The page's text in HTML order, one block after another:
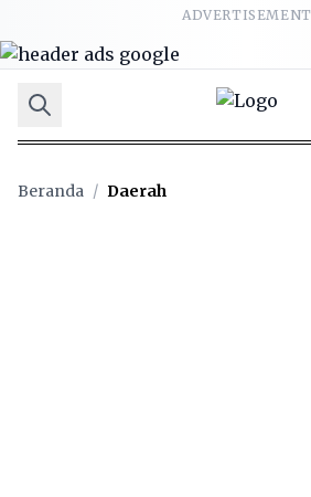
ADVERTISEMENT
Beranda / Daerah